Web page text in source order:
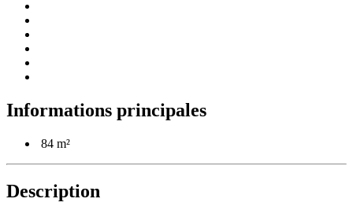
Informations principales
84 m²
Description